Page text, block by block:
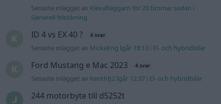
Senaste inlägget av KlevaRaggarn för 20 timmar sedan i
Generell felsökning
ID 4 vs EX 40 ? 4 svar
Senaste inlägget av MickeEng Igår 18:13 i El- och hybridbilar
Ford Mustang e Mac 2023 4 svar
Senaste inlägget av KenthIJ2 Igår 12:37 i El- och hybridbilar
244 motorbyte till d5252t